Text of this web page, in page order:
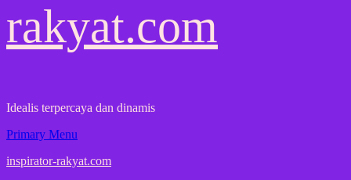
rakyat.com
Idealis terpercaya dan dinamis
Primary Menu
inspirator-rakyat.com